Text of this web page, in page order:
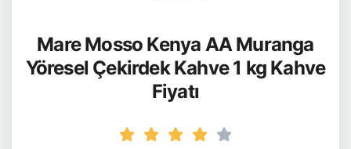
Mare Mosso Kenya AA Muranga
Yöresel Çekirdek Kahve 1 kg Kahve
Fiyatı